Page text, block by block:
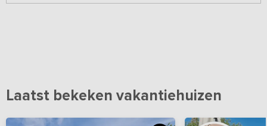
Laatst bekeken vakantiehuizen